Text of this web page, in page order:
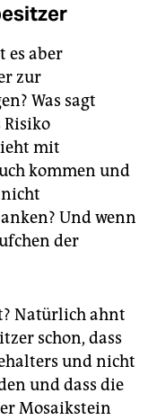
es aber
zur
Was sagt
Risiko
mit
kommen und
Und wenn
der
Natürlich ahnt
schon, dass
und nicht
und dass die
Mosaikstein